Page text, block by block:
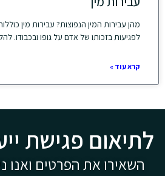
מהן עבירות המין הנפוצות? עבירות מין
לפגיעות בזכותו של אדם על גופו ובכבודו.
קרא עוד »
לתיאום פגישת
השאירו את הפרטים ואנו